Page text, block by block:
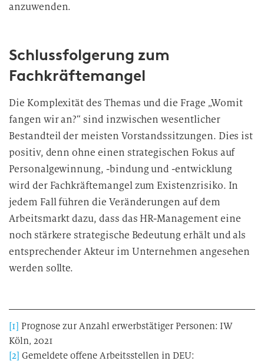
anzuwenden.
Schlussfolgerung zum
Fachkräftemangel
Die Komplexität des Themas und die Frage „Womit
fangen wir an?“ sind inzwischen wesentlicher
Bestandteil der meisten Vorstandssitzungen. Dies ist
positiv, denn ohne einen strategischen Fokus auf
Personalgewinnung, -bindung und -entwicklung
wird der Fachkräftemangel zum Existenzrisiko. In
jedem Fall führen die Veränderungen auf dem
Arbeitsmarkt dazu, dass das HR-Management eine
noch stärkere strategische Bedeutung erhält und als
entsprechender Akteur im Unternehmen angesehen
werden sollte.
[1] Prognose zur Anzahl erwerbstätiger Personen: IW
Köln, 2021
[2] Gemeldete offene Arbeitsstellen in DEU: